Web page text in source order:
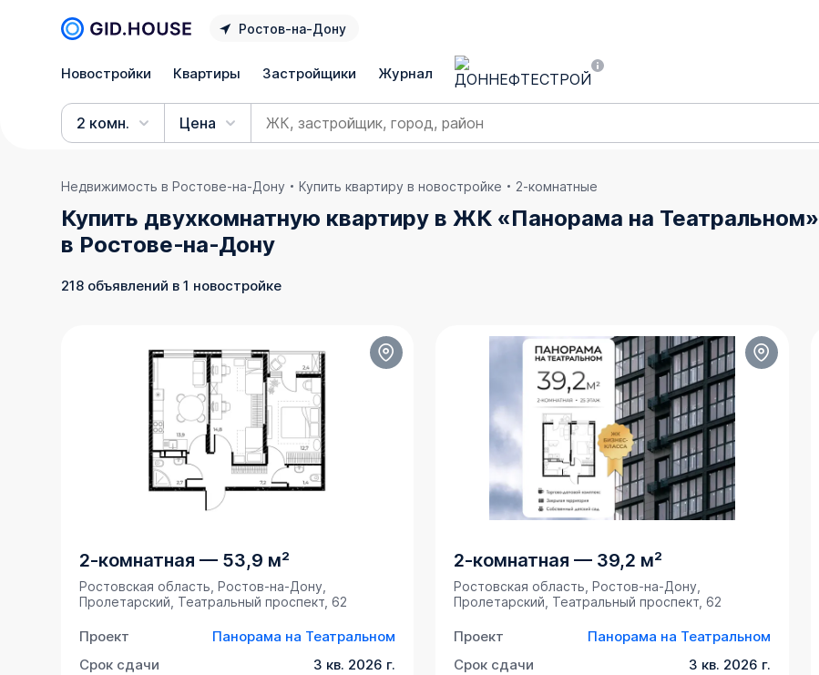
Ростов‑на‑Дону
Новостройки Квартиры Застройщики Журнал
2 комн. Цена
Недвижимость в Ростове‑на‑Дону Купить квартиру в новостройке 2-комнатные
Купить двухкомнатную квартиру в ЖК «Панорама на Театральном»
в Ростове‑на‑Дону
218 объявлений в 1 новостройке
2-комнатная — 53,9 м²
Ростовская область, Ростов-на-Дону,
Пролетарский, Театральный проспект, 62
Проект
Панорама на Театральном
Срок сдачи
3 кв. 2026 г.
2-комнатная — 39,2 м²
Ростовская область, Ростов-на-Дону,
Пролетарский, Театральный проспект, 62
Проект
Панорама на Театральном
Срок сдачи
3 кв. 2026 г.